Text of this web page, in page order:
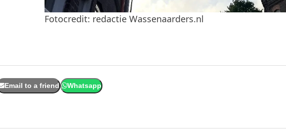
Fotocredit: redactie Wassenaarders.nl
Email to a friend Whatsapp